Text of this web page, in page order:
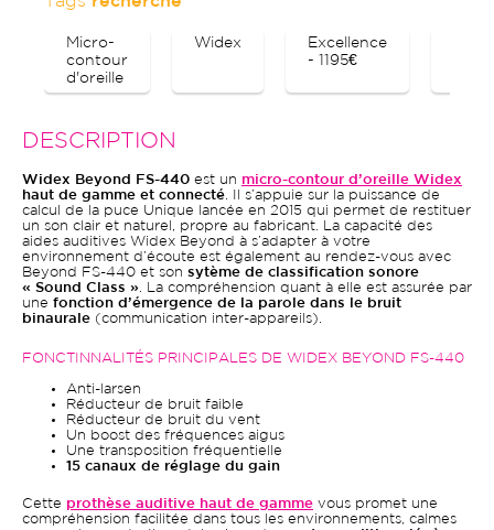
Micro-
contour
d'oreille
Widex
Excellence
- 1195€
DESCRIPTION
Widex Beyond FS-440 est un micro-contour d’oreille Widex
haut de gamme et connecté . Il s’appuie sur la puissance de
calcul de la puce Unique lancée en 2015 qui permet de restituer
un son clair et naturel, propre au fabricant. La capacité des
aides auditives Widex Beyond à s’adapter à votre
environnement d’écoute est également au rendez-vous avec
Beyond FS-440 et son sytème de classification sonore
« Sound Class » . La compréhension quant à elle est assurée par
une fonction d’émergence de la parole dans le bruit
binaurale (communication inter-appareils).
FONCTINNALITÉS PRINCIPALES DE WIDEX BEYOND FS-440
Anti-larsen
Réducteur de bruit faible
Réducteur de bruit du vent
Un boost des fréquences aigus
Une transposition fréquentielle
15 canaux de réglage du gain
Cette prothèse auditive haut de gamme vous promet une
compréhension facilitée dans tous les environnements, calmes